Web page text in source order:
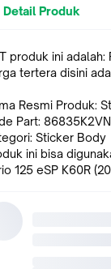
Detail Produk
produk ini adalah:
tertera disini
Resmi Produk:
Part:
Sticker Body
ini bisa
125 eSP K60R
bisa
ke kami
mengembalikan